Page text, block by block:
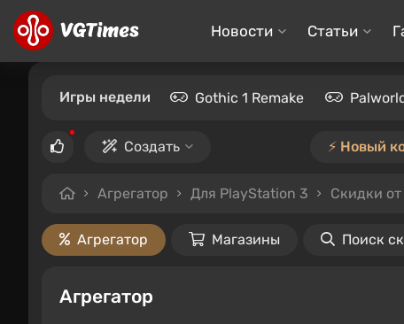
Новости Статьи
Игры недели Gothic 1 Remake
Создать ⚡️ Новый
Агрегатор Для PlayStation 3 Скидки от
Агрегатор Магазины Поиск
Агрегатор